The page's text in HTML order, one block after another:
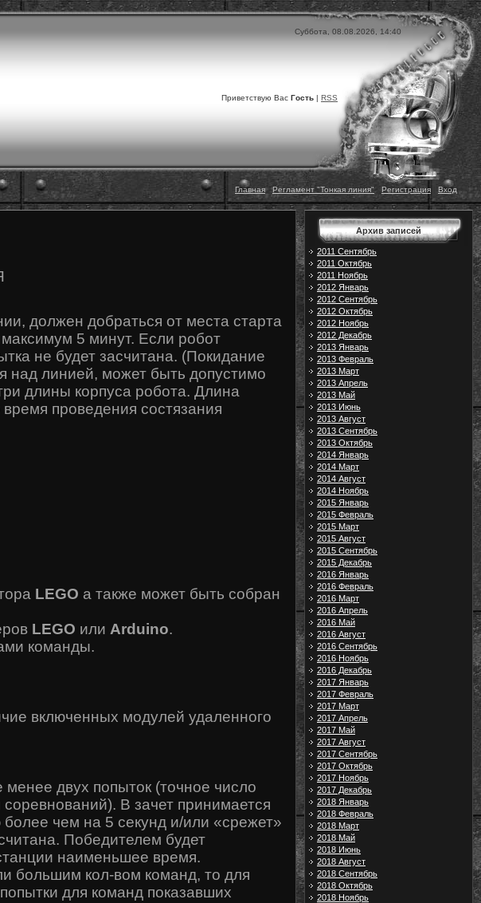
Суббота, 08.08.2026, 14:40
Приветствую Вас Гость | RSS
Главная|Регламент "Тонкая линия" Регистрация Вход
должен добраться от места старта
5 минут. Если робот
не будет засчитана. (Покидание
над линией, может быть допустимо
длины корпуса робота. Длина
проведения состязания
LEGO а также может быть собран
LEGO или Arduino.
команды.
включенных модулей удаленного
двух попыток (точное число
В зачет принимается
чем на 5 секунд и/или «срежет»
Победителем будет
наименьшее время.
большим кол-вом команд, то для
для команд показавших
Архив записей
2011 Сентябрь
2011 Октябрь
2011 Ноябрь
2012 Январь
2012 Сентябрь
2012 Октябрь
2012 Ноябрь
2012 Декабрь
2013 Январь
2013 Февраль
2013 Март
2013 Апрель
2013 Май
2013 Июнь
2013 Август
2013 Сентябрь
2013 Октябрь
2014 Январь
2014 Март
2014 Август
2014 Ноябрь
2015 Январь
2015 Февраль
2015 Март
2015 Август
2015 Сентябрь
2015 Декабрь
2016 Январь
2016 Февраль
2016 Март
2016 Апрель
2016 Май
2016 Август
2016 Сентябрь
2016 Ноябрь
2016 Декабрь
2017 Январь
2017 Февраль
2017 Март
2017 Апрель
2017 Май
2017 Август
2017 Сентябрь
2017 Октябрь
2017 Ноябрь
2017 Декабрь
2018 Январь
2018 Февраль
2018 Март
2018 Май
2018 Июнь
2018 Август
2018 Сентябрь
2018 Октябрь
2018 Ноябрь